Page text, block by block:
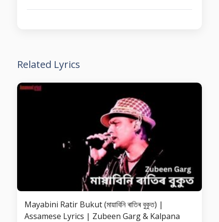
Related Lyrics
Mayabini Ratir Bukut (মায়াবিনি ৰাতিৰ বুকুত) |
Assamese Lyrics | Zubeen Garg & Kalpana